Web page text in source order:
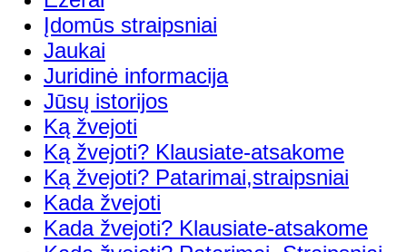
Įdomūs straipsniai
Jaukai
Juridinė informacija
Jūsų istorijos
Ką žvejoti
Ką žvejoti? Klausiate-atsakome
Ką žvejoti? Patarimai,straipsniai
Kada žvejoti
Kada žvejoti? Klausiate-atsakome